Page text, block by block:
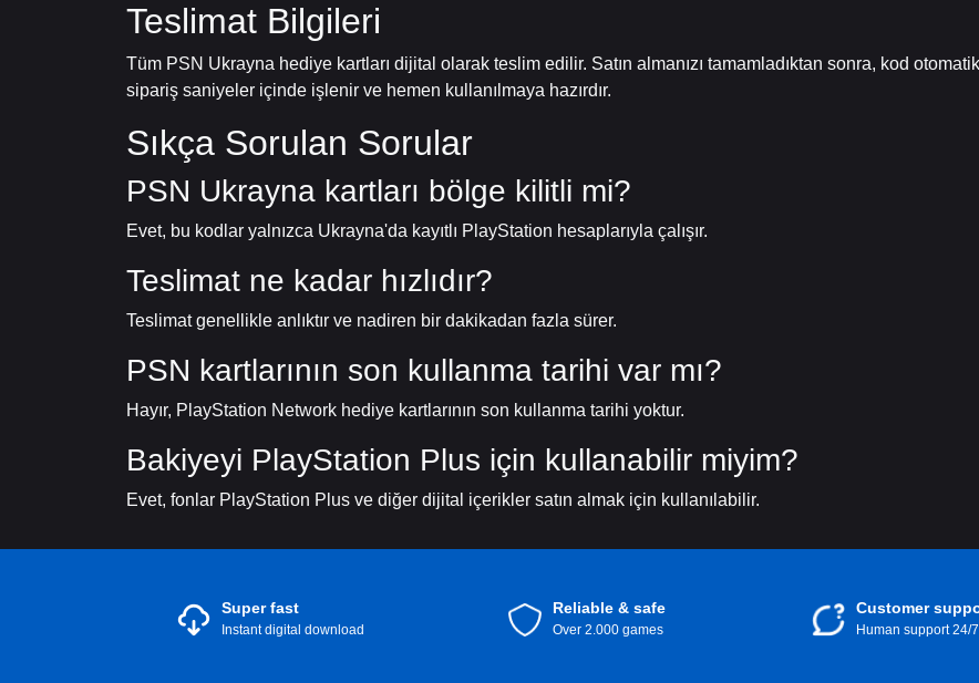
Teslimat Bilgileri
Tüm PSN Ukrayna hediye kartları dijital olarak teslim edilir. Satın almanızı tamamladıktan sonra, kod
sipariş saniyeler içinde işlenir ve hemen kullanılmaya hazırdır.
Sıkça Sorulan Sorular
PSN Ukrayna kartları bölge kilitli mi?
Evet, bu kodlar yalnızca Ukrayna'da kayıtlı PlayStation hesaplarıyla çalışır.
Teslimat ne kadar hızlıdır?
Teslimat genellikle anlıktır ve nadiren bir dakikadan fazla sürer.
PSN kartlarının son kullanma tarihi var mı?
Hayır, PlayStation Network hediye kartlarının son kullanma tarihi yoktur.
Bakiyeyi PlayStation Plus için kullanabilir miyim?
Evet, fonlar PlayStation Plus ve diğer dijital içerikler satın almak için kullanılabilir.
Super fast
Instant digital download
Reliable & safe
Over 2.000 games
Customer
Human support 24/7